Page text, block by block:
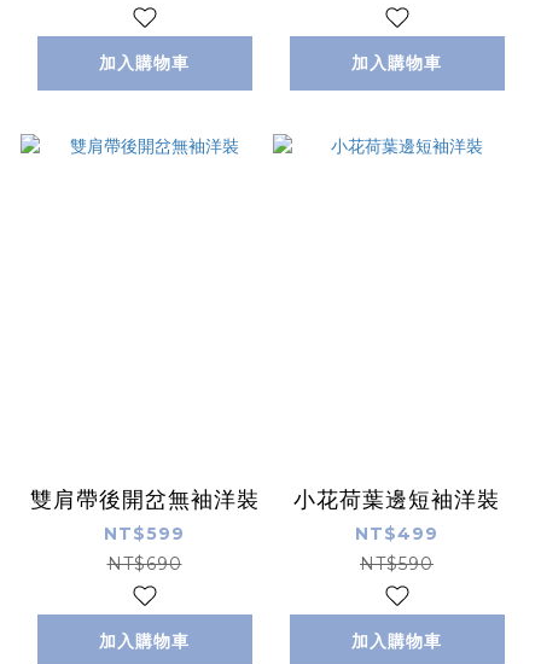
加入購物車 加入購物車
雙肩帶後開岔無袖洋裝
NT$599
NT$690
加入購物車
小花荷葉邊短袖洋裝
NT$499
NT$590
加入購物車